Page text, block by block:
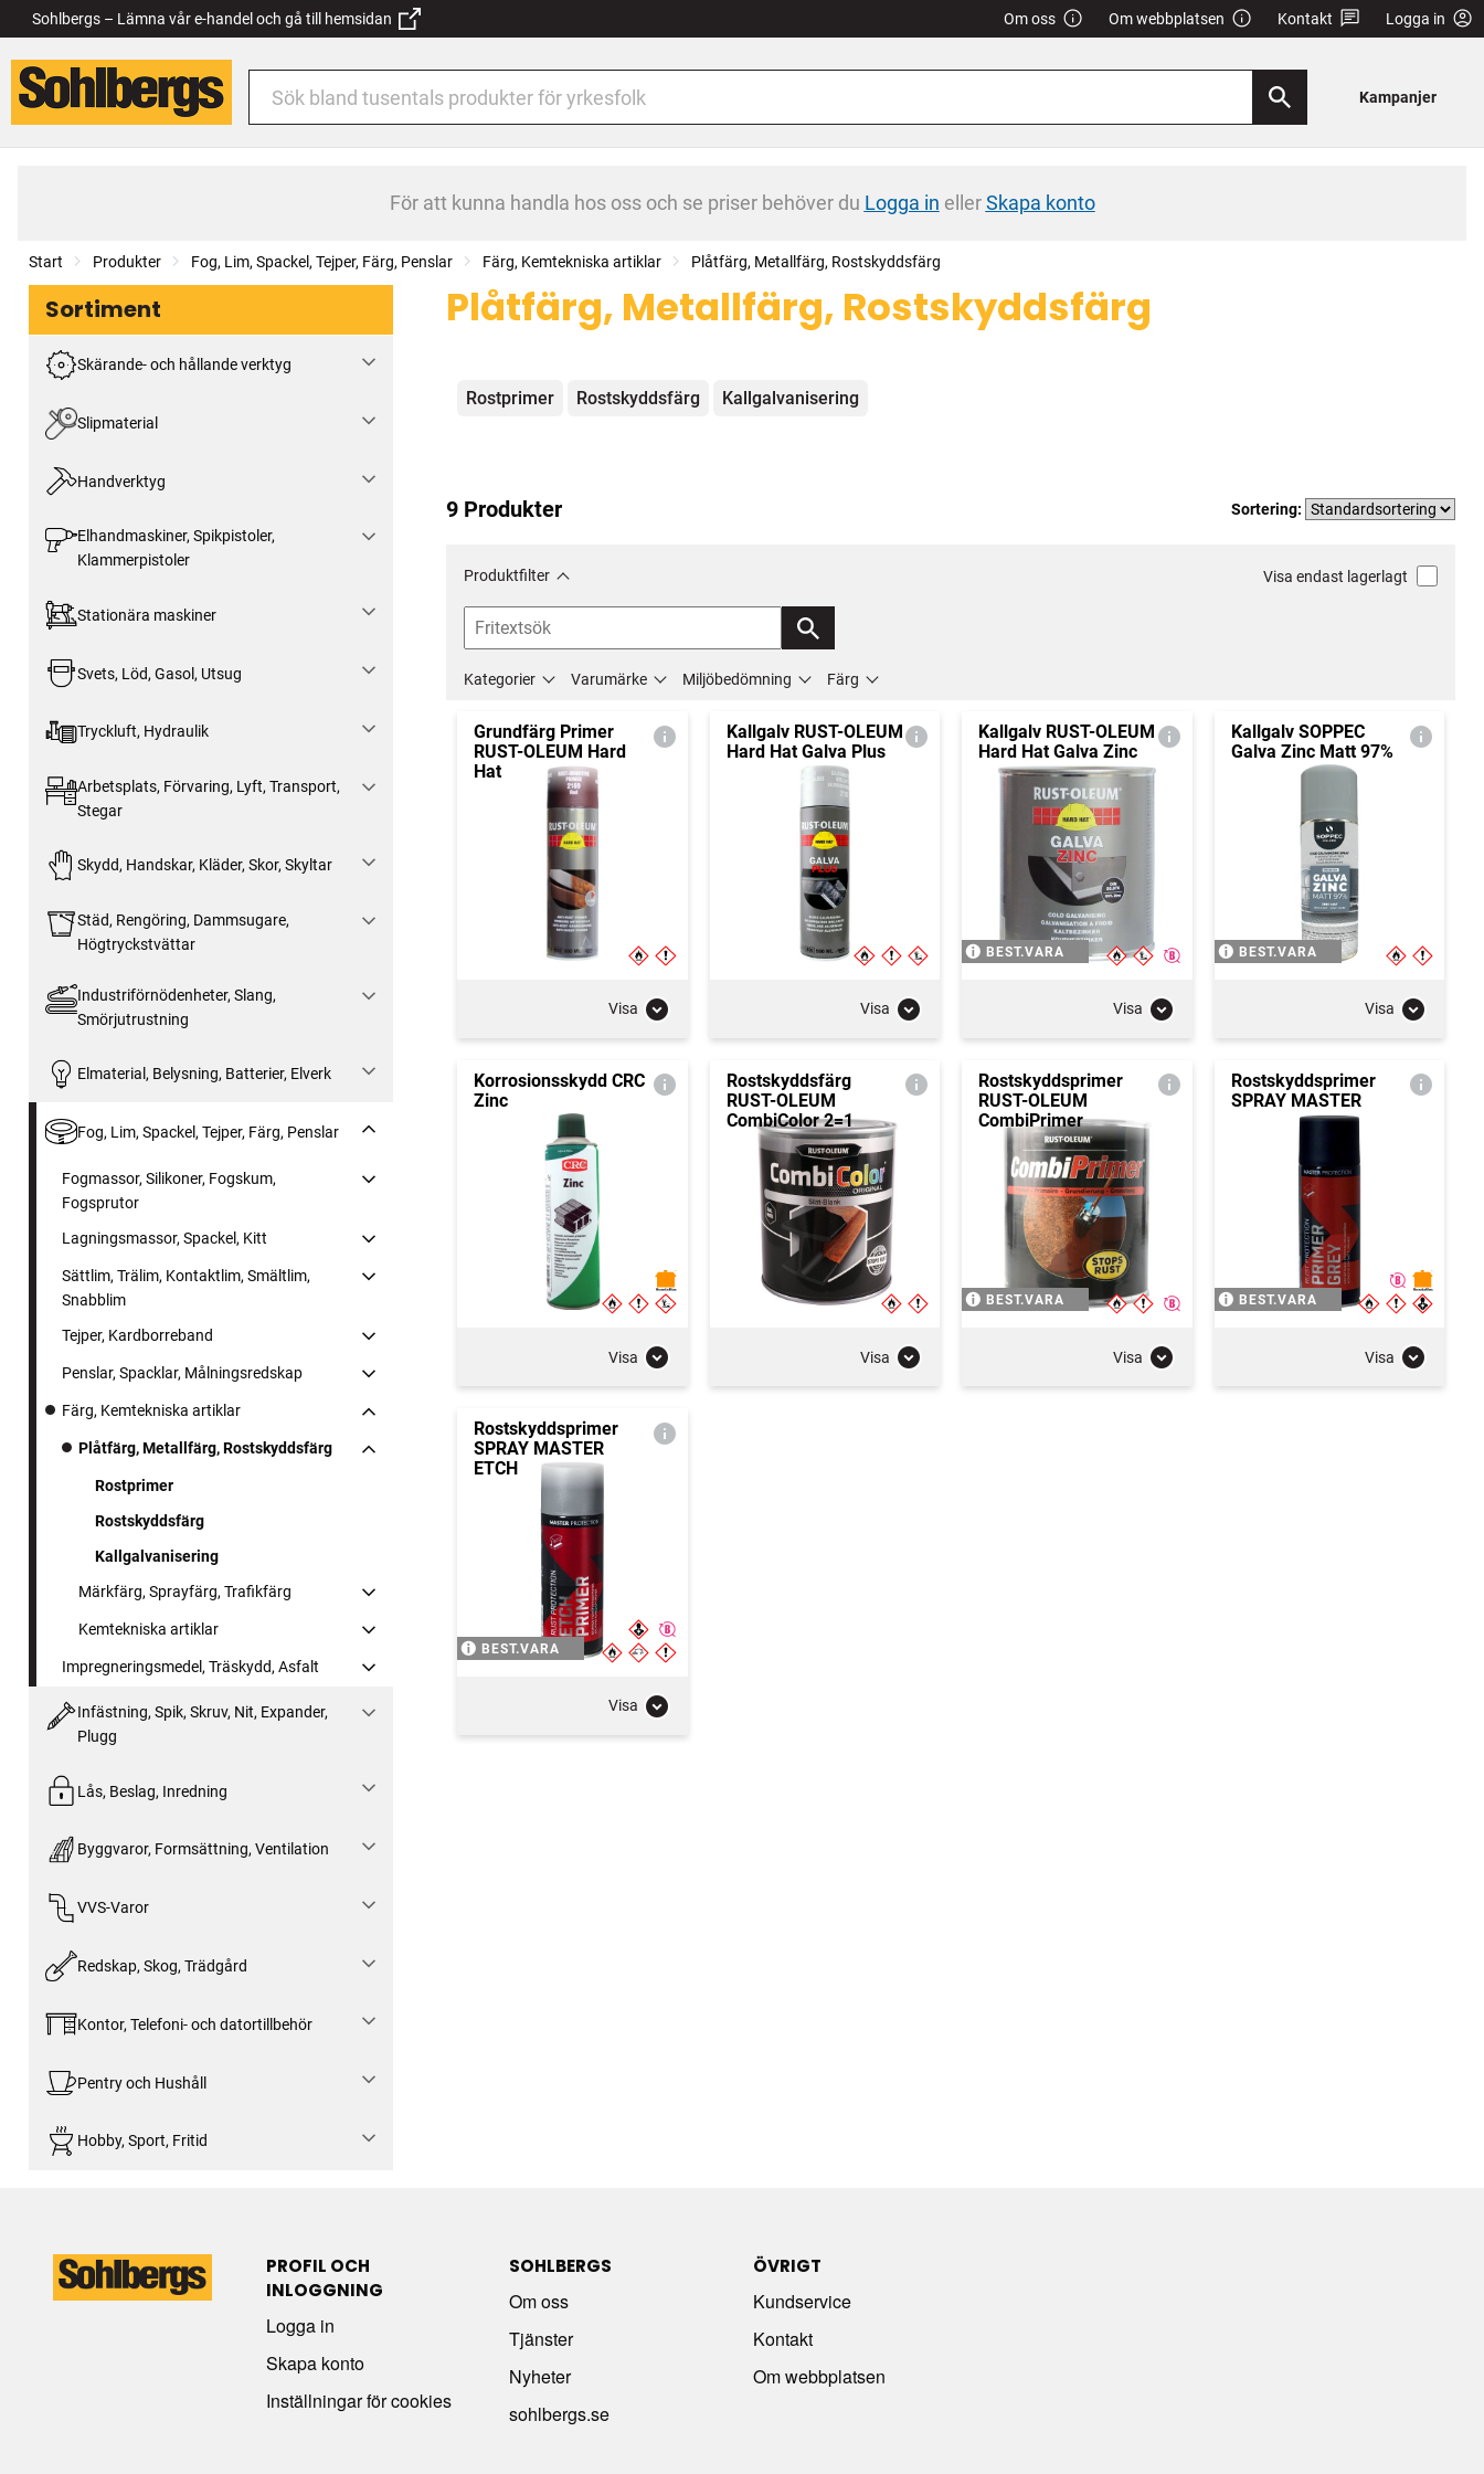
Sohlbergs – Lämna vår e-handel och gå till hemsidan Om oss Om webbplatsen Kontakt Logga in
Kampanjer
För att kunna handla hos oss och se priser behöver du Logga in ellerSkapa konto
Start Produkter Fog, Lim, Spackel, Tejper, Färg, Penslar Färg, Kemtekniska artiklar Plåtfärg, Metallfärg, Rostskyddsfärg
Sortiment
Skärande- och hållande verktyg
Slipmaterial
Handverktyg
Elhandmaskiner, Spikpistoler,
Klammerpistoler
Stationära maskiner
Svets, Löd, Gasol, Utsug
Tryckluft, Hydraulik
Arbetsplats, Förvaring, Lyft, Transport,
Stegar
Skydd, Handskar, Kläder, Skor, Skyltar
Städ, Rengöring, Dammsugare,
Högtryckstvättar
Industriförnödenheter, Slang,
Smörjutrustning
Elmaterial, Belysning, Batterier, Elverk
Fog, Lim, Spackel, Tejper, Färg, Penslar
Fogmassor, Silikoner, Fogskum,
Fogsprutor
Lagningsmassor, Spackel, Kitt
Sättlim, Trälim, Kontaktlim, Smältlim,
Snabblim
Tejper, Kardborreband
Penslar, Spacklar, Målningsredskap
Färg, Kemtekniska artiklar
Plåtfärg, Metallfärg, Rostskyddsfärg
Rostprimer
Rostskyddsfärg
Kallgalvanisering
Märkfärg, Sprayfärg, Trafikfärg
Kemtekniska artiklar
Impregneringsmedel, Träskydd, Asfalt
Infästning, Spik, Skruv, Nit, Expander,
Plugg
Lås, Beslag, Inredning
Byggvaror, Formsättning, Ventilation
VVS-Varor
Redskap, Skog, Trädgård
Kontor, Telefoni- och datortillbehör
Pentry och Hushåll
Hobby, Sport, Fritid
Plåtfärg, Metallfärg, Rostskyddsfärg
Kategorier
Rostprimer Rostskyddsfärg Kallgalvanisering
9 Produkter Sortering:
Produktfilter Visa endast lagerlagt
Kategorier Varumärke Miljöbedömning Färg
Grundfärg Primer
RUST-OLEUM Hard
Hat
Visa
Kallgalv RUST-OLEUM
Hard Hat Galva Plus
Visa
Kallgalv RUST-OLEUM
Hard Hat Galva Zinc
BEST.VARA
Visa
Kallgalv SOPPEC
Galva Zinc Matt 97%
BEST.VARA
Visa
Korrosionsskydd CRC
Zinc
Visa
Rostskyddsfärg
RUST-OLEUM
CombiColor 2=1
Visa
Rostskyddsprimer
RUST-OLEUM
CombiPrimer
BEST.VARA
Visa
Rostskyddsprimer
SPRAY MASTER
BEST.VARA
Visa
Rostskyddsprimer
SPRAY MASTER
ETCH
BEST.VARA
Visa
PROFIL OCH
INLOGGNING
Logga in
Skapa konto
Inställningar för cookies
SOHLBERGS
Om oss
Tjänster
Nyheter
sohlbergs.se
ÖVRIGT
Kundservice
Kontakt
Om webbplatsen